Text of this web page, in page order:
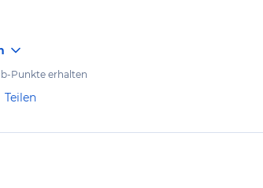
Punkte erhalten
Teilen